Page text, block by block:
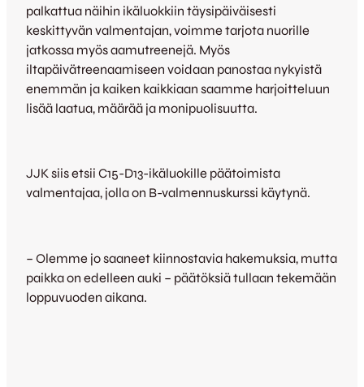
palkattua näihin ikäluokkiin täysipäiväisesti
keskittyvän valmentajan, voimme tarjota nuorille
jatkossa myös aamutreenejä. Myös
iltapäivätreenaamiseen voidaan panostaa nykyistä
enemmän ja kaiken kaikkiaan saamme harjoitteluun
lisää laatua, määrää ja monipuolisuutta.
JJK siis etsii C15-D13-ikäluokille päätoimista
valmentajaa, jolla on B-valmennuskurssi käytynä.
– Olemme jo saaneet kiinnostavia hakemuksia, mutta
paikka on edelleen auki – päätöksiä tullaan tekemään
loppuvuoden aikana.